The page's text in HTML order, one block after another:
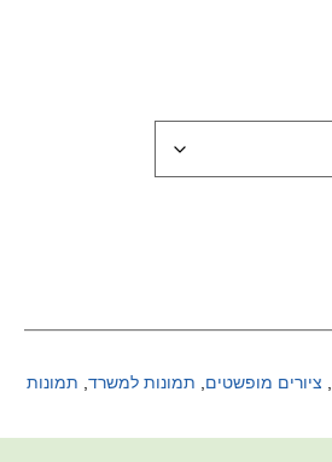
, ציורים מופשטים, תמונות למשרד, תמונות